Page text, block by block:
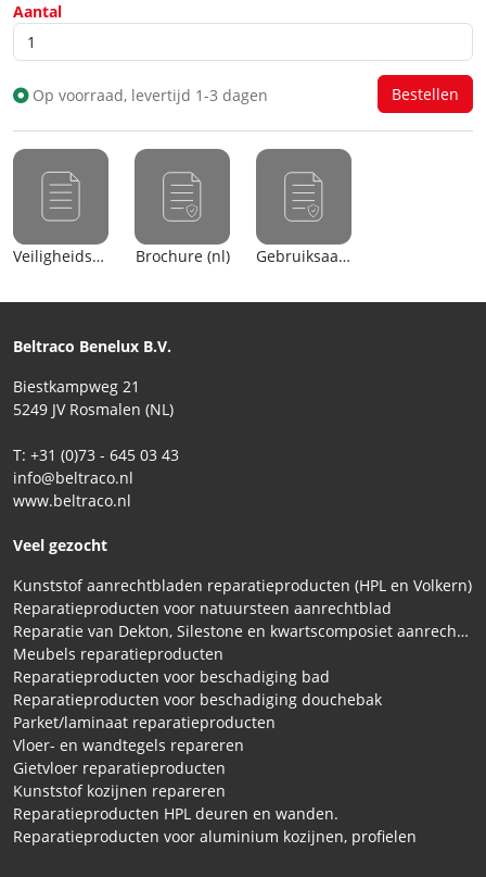
Aantal
Op voorraad, levertijd 1-3 dagen
Veiligheidsblad (nl) Brochure (nl) Gebruiksaanwijzing
Beltraco Benelux B.V.
Biestkampweg 21
5249 JV Rosmalen (NL)
T: +31 (0)73 - 645 03 43
info@beltraco.nl
www.beltraco.nl
Veel gezocht
Kunststof aanrechtbladen reparatieproducten (HPL en Volkern)
Reparatieproducten voor natuursteen aanrechtblad
Reparatie van Dekton, Silestone en kwartscomposiet aanrechtbladen
Meubels reparatieproducten
Reparatieproducten voor beschadiging bad
Reparatieproducten voor beschadiging douchebak
Parket/laminaat reparatieproducten
Vloer- en wandtegels repareren
Gietvloer reparatieproducten
Kunststof kozijnen repareren
Reparatieproducten HPL deuren en wanden.
Reparatieproducten voor aluminium kozijnen, profielen